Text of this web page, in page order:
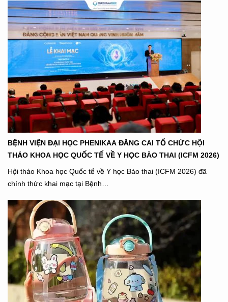
BỆNH VIỆN ĐẠI HỌC PHENIKAA ĐĂNG CAI TỔ CHỨC HỘI
THẢO KHOA HỌC QUỐC TẾ VỀ Y HỌC BÀO THAI (ICFM 2026)
Hội thảo Khoa học Quốc tế về Y học Bào thai (ICFM 2026) đã
chính thức khai mạc tại Bệnh…